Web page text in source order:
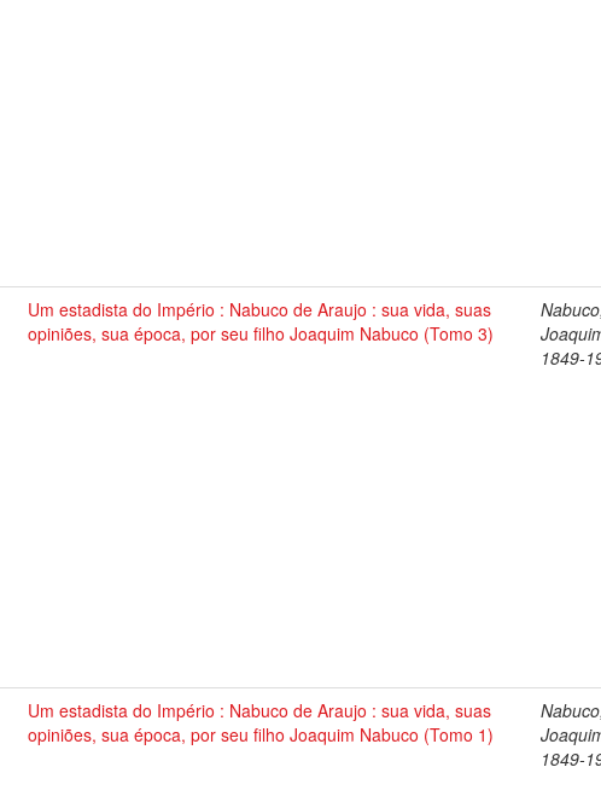
Um estadista do Império : Nabuco de Araujo : sua vida, suas
opiniões, sua época, por seu filho Joaquim Nabuco (Tomo 3)
Nabuco,
1849-
Um estadista do Império : Nabuco de Araujo : sua vida, suas
opiniões, sua época, por seu filho Joaquim Nabuco (Tomo 1)
Nabuco,
1849-